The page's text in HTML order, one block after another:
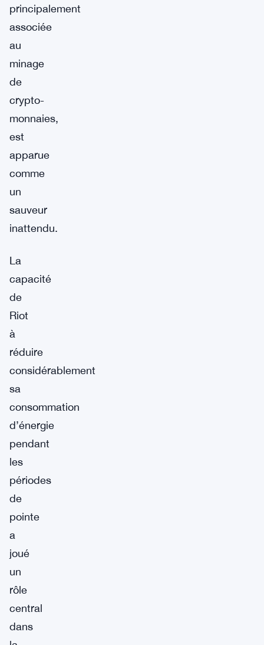
principalement
associée
au
minage
de
crypto-
monnaies,
est
apparue
comme
un
sauveur
inattendu.
La
capacité
de
Riot
à
réduire
considérablement
sa
consommation
d’énergie
pendant
les
périodes
de
pointe
a
joué
un
rôle
central
dans